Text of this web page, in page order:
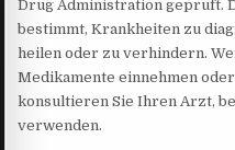
Drug Administration geprüft.
bestimmt, Krankheiten zu
heilen oder zu verhindern.
Medikamente einnehmen
konsultieren Sie Ihren Arzt,
verwenden.